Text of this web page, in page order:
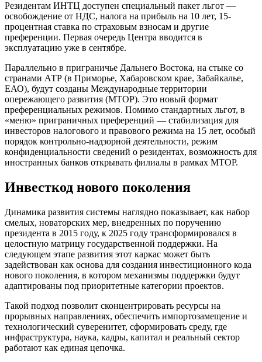
Резидентам ИНТЦ доступен специальный пакет льгот —
освобождение от НДС, налога на прибыль на 10 лет, 15-
процентная ставка по страховым взносам и другие
преференции. Первая очередь Центра вводится в
эксплуатацию уже в сентябре.
Параллельно в приграничье Дальнего Востока, на стыке со
странами АТР (в Приморье, Хабаровском крае, Забайкалье,
ЕАО), будут созданы Международные территории
опережающего развития (МТОР). Это новый формат
преференциальных режимов. Помимо стандартных льгот, в
«меню» приграничных преференций — стабилизация для
инвесторов налогового и правового режима на 15 лет, особый
порядок контрольно-надзорной деятельности, режим
конфиденциальности сведений о резидентах, возможность для
иностранных банков открывать филиалы в рамках МТОР.
Инвесткод нового поколения
Динамика развития системы наглядно показывает, как набор
смелых, новаторских мер, внедренных по поручению
президента в 2015 году, к 2025 году трансформировался в
целостную матрицу государственной поддержки. На
следующем этапе развития этот каркас может быть
задействован как основа для создания инвестиционного кода
нового поколения, в котором механизмы поддержки будут
адаптированы под приоритетные категории проектов.
Такой подход позволит сконцентрировать ресурсы на
прорывных направлениях, обеспечить импортозамещение и
технологический суверенитет, сформировать среду, где
инфраструктура, наука, кадры, капитал и реальный сектор
работают как единая цепочка.